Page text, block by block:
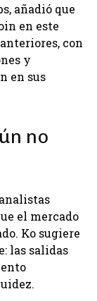
añadió que
en este
con
y
en sus
no
el mercado
Ko sugiere
las salidas